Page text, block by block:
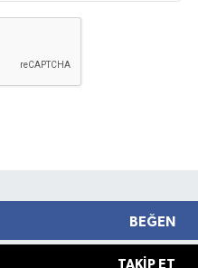
BEĞEN
TAKIP ET